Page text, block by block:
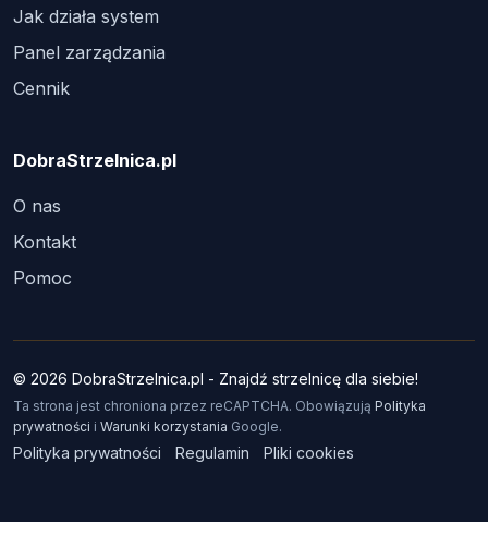
Jak działa system
Panel zarządzania
Cennik
DobraStrzelnica.pl
O nas
Kontakt
Pomoc
© 2026 DobraStrzelnica.pl - Znajdź strzelnicę dla siebie!
Ta strona jest chroniona przez reCAPTCHA. Obowiązują Polityka
prywatności i Warunki korzystania Google.
Polityka prywatności Regulamin Pliki cookies